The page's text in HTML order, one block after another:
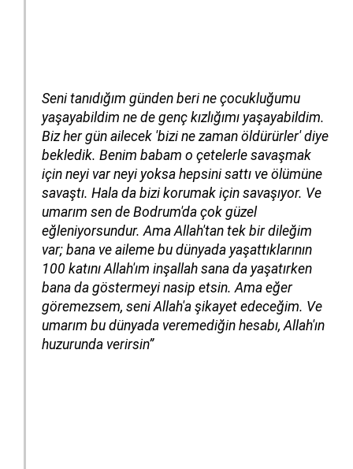
Seni tanıdığım günden beri ne çocukluğumu
yaşayabildim ne de genç kızlığımı yaşayabildim.
Biz her gün ailecek 'bizi ne zaman öldürürler' diye
bekledik. Benim babam o çetelerle savaşmak
için neyi var neyi yoksa hepsini sattı ve ölümüne
savaştı. Hala da bizi korumak için savaşıyor. Ve
umarım sen de Bodrum'da çok güzel
eğleniyorsundur. Ama Allah'tan tek bir dileğim
var; bana ve aileme bu dünyada yaşattıklarının
100 katını Allah'ım inşallah sana da yaşatırken
bana da göstermeyi nasip etsin. Ama eğer
göremezsem, seni Allah'a şikayet edeceğim. Ve
umarım bu dünyada veremediğin hesabı, Allah'ın
huzurunda verirsin”